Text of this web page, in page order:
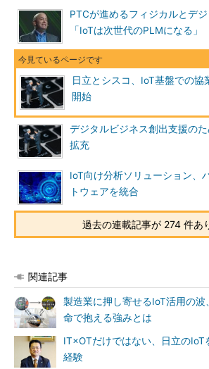
PTCが進めるフィジカルとデ
「IoTは次世代のPLMになる」
日立とシスコ、IoT基盤での協
開始
デジタルビジネス創出支援の
拡充
IoT向け分析ソリューション、
トウェアを統合
過去の連載記事が 274 件あ
関連記事
製造業に押し寄せるIoT活用の
命で抱える強みとは
IT×OTだけではない、日立のIoT
経験